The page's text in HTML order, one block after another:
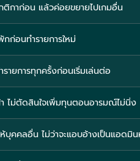
ติกาก่อน แล้วค่อยขยายไปเกมอื่น
ก่อนทำรายการใหม่
ายการทุกครั้งก่อนเริ่มเล่นต่อ
ไม่ตัดสินใจเพิ่มทุนตอนอารมณ์ไม่นิ่ง
คคลอื่น ไม่ว่าจะแอบอ้างเป็นแอดมิน